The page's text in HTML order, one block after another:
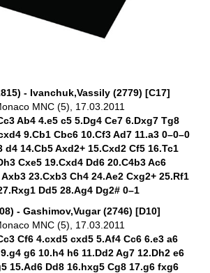
- Ivanchuk,Vassily (2779) [C17]
MNC (5), 17.03.2011
Ab4 4.e5 c5 5.Dg4 Ce7 6.Dxg7 Tg8
9.Cb1 Cbc6 10.Cf3 Ad7 11.a3 0–0–0
d4 14.Cb5 Axd2+ 15.Cxd2 Cf5 16.Tc1
Cxe5 19.Cxd4 Dd6 20.C4b3 Ac6
23.Cxb3 Ch4 24.Ae2 Cxg2+ 25.Rf1
Dd5 28.Ag4 Dg2# 0–1
- Gashimov,Vugar (2746) [D10]
MNC (5), 17.03.2011
Cf6 4.cxd5 cxd5 5.Af4 Cc6 6.e3 a6
g6 10.h4 h6 11.Dd2 Ag7 12.Dh2 e6
15.Ad6 Dd8 16.hxg5 Cg8 17.g6 fxg6